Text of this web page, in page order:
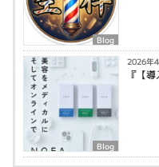
Blog
Blog
2026年
『【